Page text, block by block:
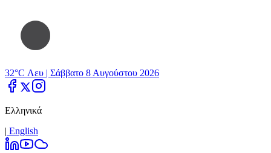
32°C Λευ | Σάββατο 8 Αυγούστου 2026
Ελληνικά
| Εnglish